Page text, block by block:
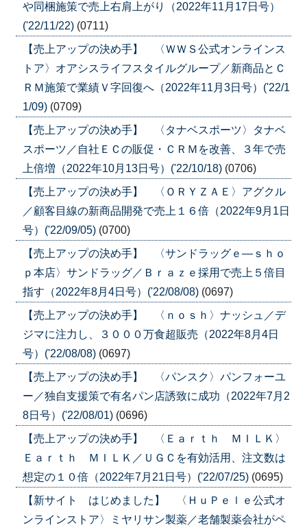
や同梱施策で売上右肩上がり（2022年11月17日号）
('22/11/22) (0711)
【売上アップの決め手】 〈ＷＷＳ公式オンラインス
トア〉オアシスライフスタイルグループ／新商品とＣ
ＲＭ施策で業績Ｖ字回復へ（2022年11月3日号）('22/1
1/09) (0709)
【売上アップの決め手】 〈タナベスポーツ〉タナベ
スポーツ／自社ＥＣの販促・ＣＲＭを改善、３年で売
上倍増（2022年10月13日号）('22/10/18) (0706)
【売上アップの決め手】 〈ＯＲＹＺＡＥ〉アグクル
／顧客目線の新商品開発で売上１６倍（2022年9月1日
号）('22/09/05) (0700)
【売上アップの決め手】 〈サンドラッグｅ―ｓｈｏ
ｐ本店〉サンドラッグ／Ｂｒａｚｅ採用で売上５倍目
指す（2022年8月4日号）('22/08/08) (0697)
【売上アップの決め手】 〈ｎｏｓｈ〉ナッシュ／デ
ジマに注力し、３０００万食超販売（2022年8月4日
号）('22/08/08) (0697)
【売上アップの決め手】 〈パンスク〉パンフォーユ
ー／独自支援策で有名パン店誘致に成功（2022年7月2
8日号）('22/08/01) (0696)
【売上アップの決め手】 〈Ｅａｒｔｈ ＭＩＬＫ〉
Ｅａｒｔｈ ＭＩＬＫ／ＵＧＣを有効活用、注文数は
想定の１０倍（2022年7月21日号）('22/07/25) (0695)
【新サイト はじめました】 〈ＨｕＰｅｌｅ公式オ
ンラインストア〉ミヤリサン製薬／老舗製薬会社がペ